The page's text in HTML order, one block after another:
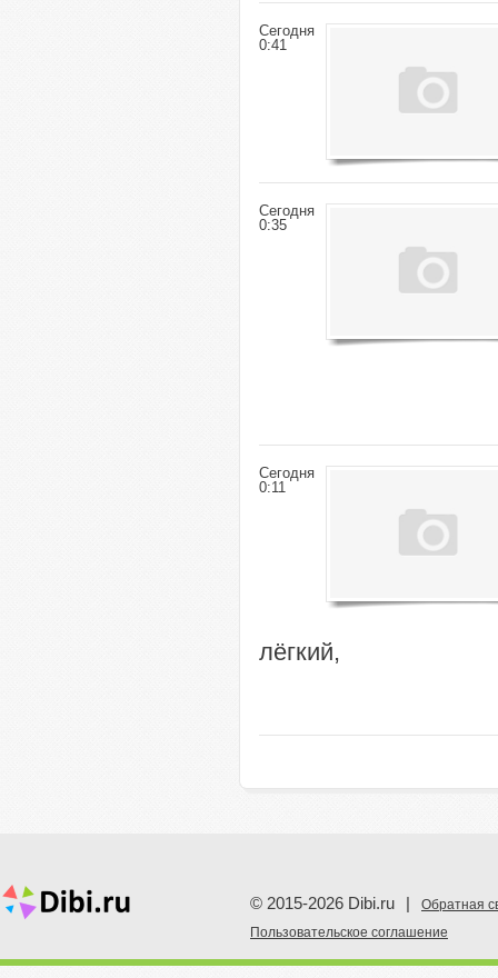
Сегодня
0:41
Сегодня
0:35
Сегодня
0:11
лёгкий,
© 2015-2026 Dibi.ru
Обратная
Пoльзовательское соглашение